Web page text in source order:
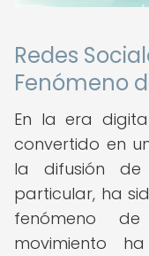
Redes
Fenómeno
En la era
convertido en
la difusión
particular, ha
fenómeno
movimiento